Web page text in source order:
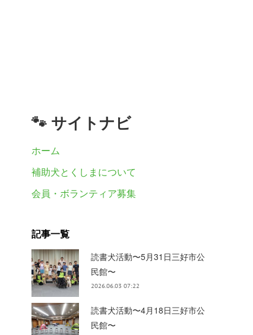
🐾 サイトナビ
ホーム
補助犬とくしまについて
会員・ボランティア募集
記事一覧
読書犬活動〜5月31日三好市公
民館〜
2026.06.03 07:22
読書犬活動〜4月18日三好市公
民館〜